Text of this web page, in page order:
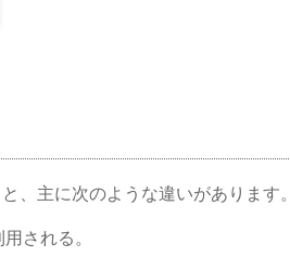
、主に次のような違いがあります。
される。